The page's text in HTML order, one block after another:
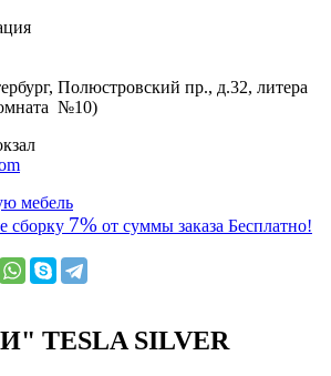
Полюстровский пр., д.32, литера
№10)
мебель
сборку 7% от суммы заказа Бесплатно!
TESLA SILVER